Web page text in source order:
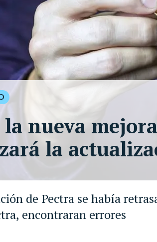
de Pectra se había
encontraran errores
nueva
la